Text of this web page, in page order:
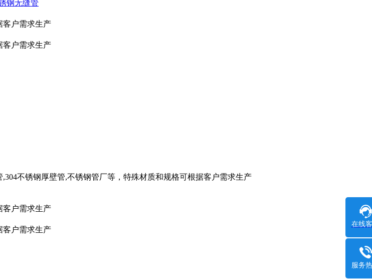
钢无缝管
客户需求生产
客户需求生产
,304不锈钢厚壁管,不锈钢管厂等，特殊材质和规格可根据客户需求生产
客户需求生产
客户需求生产
在线
服务